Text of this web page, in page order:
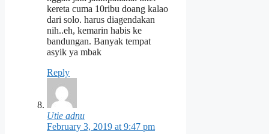
kereta cuma 10ribu doang kalao
dari solo. harus diagendakan
nih..eh, kemarin habis ke
bandungan. Banyak tempat
asyik ya mbak
Reply
Utie adnu
February 3, 2019 at 9:47 pm